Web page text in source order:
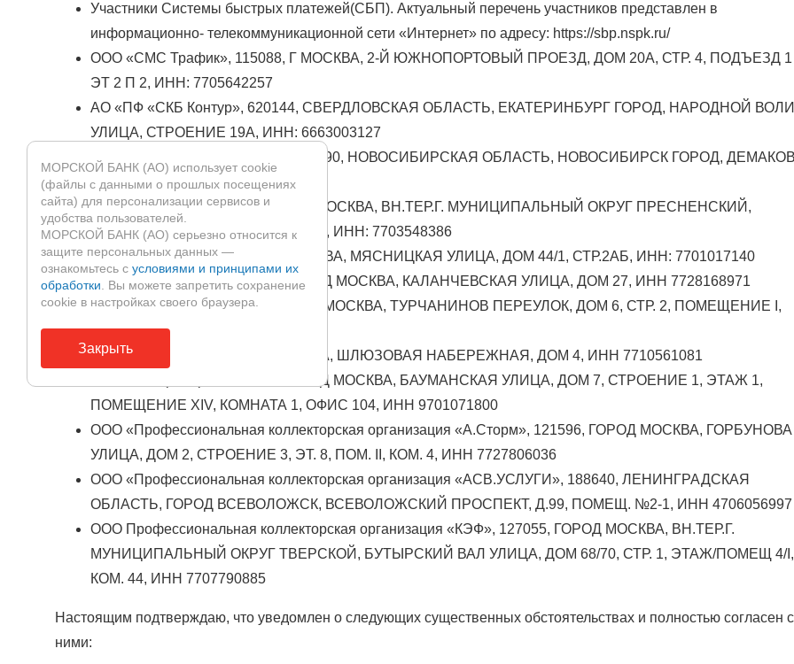
Участники Системы быстрых платежей(СБП). Актуальный перечень участников представлен в
информационно- телекоммуникационной сети «Интернет» по адресу: https://sbp.nspk.ru/
ООО «СМС Трафик», 115088, Г МОСКВА, 2-Й ЮЖНОПОРТОВЫЙ ПРОЕЗД, ДОМ 20А, СТР. 4, ПОДЪЕЗД 1
ЭТ 2 П 2, ИНН: 7705642257
АО «ПФ «СКБ Контур», 620144, СВЕРДЛОВСКАЯ ОБЛАСТЬ, ЕКАТЕРИНБУРГ ГОРОД, НАРОДНОЙ ВОЛИ
УЛИЦА, СТРОЕНИЕ 19А, ИНН: 6663003127
ОА «Современные системы», 630090, НОВОСИБИРСКАЯ ОБЛАСТЬ, НОВОСИБИРСК ГОРОД,
УЛИЦА, ДОМ 42, ИНН: 5407013919
АО «НБКИ», 121069, РОССИЯ, Г. МОСКВА, ВН.ТЕР.Г. МУНИЦИПАЛЬНЫЙ ОКРУГ ПРЕСНЕНСКИЙ,
СКАТЕРТНЫЙ ПЕРЕУЛОК, ДОМ 20, ИНН: 7703548386
ООО «ФБК», 101990, ГОРОД МОСКВА, МЯСНИЦКАЯ УЛИЦА, ДОМ 44/1, СТР.2АБ, ИНН: 7701017140
АО «АЛЬФА-БАНК», 107078, ГОРОД МОСКВА, КАЛАНЧЕВСКАЯ УЛИЦА, ДОМ 27, ИНН 7728168971
ООО «Дейта Кью», 119034, ГОРОД МОСКВА, ТУРЧАНИНОВ ПЕРЕУЛОК, ДОМ 6, СТР. 2, ПОМЕЩЕНИЕ I,
КОМН. 9,11, ЭТ. 1, ИНН 7721581040
АО «ОКБ», 115114, ГОРОД МОСКВА, ШЛЮЗОВАЯ НАБЕРЕЖНАЯ, ДОМ 4, ИНН 7710561081
ООО «Авторапорт», 105005, ГОРОД МОСКВА, БАУМАНСКАЯ УЛИЦА, ДОМ 7, СТРОЕНИЕ 1, ЭТАЖ 1,
ПОМЕЩЕНИЕ XIV, КОМНАТА 1, ОФИС 104, ИНН 9701071800
ООО «Профессиональная коллекторская организация «А.Сторм», 121596, ГОРОД МОСКВА, ГОРБУНОВА
УЛИЦА, ДОМ 2, СТРОЕНИЕ 3, ЭТ. 8, ПОМ. II, КОМ. 4, ИНН 7727806036
ООО «Профессиональная коллекторская организация «АСВ.УСЛУГИ», 188640, ЛЕНИНГРАДСКАЯ
ОБЛАСТЬ, ГОРОД ВСЕВОЛОЖСК, ВСЕВОЛОЖСКИЙ ПРОСПЕКТ, Д.99, ПОМЕЩ. №2-1, ИНН 4706056997
ООО Профессиональная коллекторская организация «КЭФ», 127055, ГОРОД МОСКВА, ВН.ТЕР.Г.
МУНИЦИПАЛЬНЫЙ ОКРУГ ТВЕРСКОЙ, БУТЫРСКИЙ ВАЛ УЛИЦА, ДОМ 68/70, СТР. 1, ЭТАЖ/ПОМЕЩ 4/I,
КОМ. 44, ИНН 7707790885
Настоящим подтверждаю, что уведомлен о следующих существенных обстоятельствах и полностью согласен с
ними:
МОРСКОЙ БАНК (АО) использует cookie
(файлы с данными о прошлых посещениях
сайта) для персонализации сервисов и
удобства пользователей.
МОРСКОЙ БАНК (АО) серьезно относится к
защите персональных данных —
ознакомьтесь с условиями и принципами их
обработки . Вы можете запретить сохранение
cookie в настройках своего браузера.
Закрыть